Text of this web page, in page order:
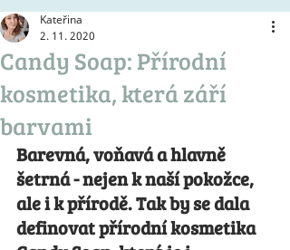
Candy Soap: Přírodní
kosmetika, která září
barvami
Kateřina
2. 11. 2020
Barevná, voňavá a hlavně
šetrná - nejen k naší pokožce,
ale i k přírodě. Tak by se dala
definovat přírodní kosmetika